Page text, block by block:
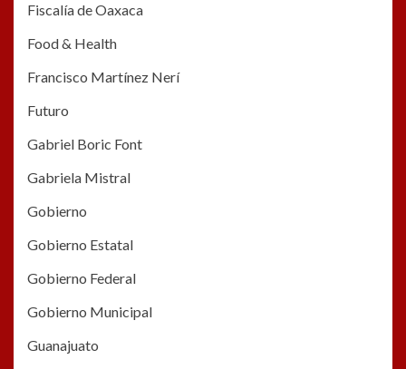
Fiscalía de Oaxaca
Food & Health
Francisco Martínez Nerí
Futuro
Gabriel Boric Font
Gabriela Mistral
Gobierno
Gobierno Estatal
Gobierno Federal
Gobierno Municipal
Guanajuato